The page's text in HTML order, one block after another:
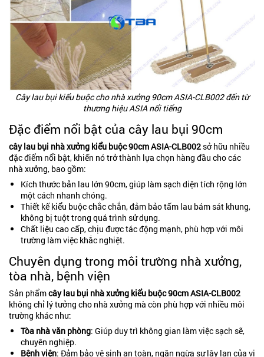
Cây lau bụi kiểu buộc cho nhà xưởng 90cm ASIA-CLB002 đến từ
thương hiệu ASIA nổi tiếng
Đặc điểm nổi bật của cây lau bụi 90cm
cây lau bụi nhà xưởng kiểu buộc 90cm ASIA-CLB002sở hữu nhiều
đặc điểm nổi bật, khiến nó trở thành lựa chọn hàng đầu cho các
nhà xưởng, bao gồm:
Kích thước bản lau lớn 90cm, giúp làm sạch diện tích rộng lớn
một cách nhanh chóng.
Thiết kế kiểu buộc chắc chắn, đảm bảo tấm lau bám sát khung,
không bị tuột trong quá trình sử dụng.
Chất liệu cao cấp, chịu được tác động mạnh, phù hợp với môi
trường làm việc khắc nghiệt.
Chuyên dụng trong môi trường nhà xưởng,
tòa nhà, bệnh viện
Sản phẩmcây lau bụi nhà xưởng kiểu buộc 90cm ASIA-CLB002
không chỉ lý tưởng cho nhà xưởng mà còn phù hợp với nhiều môi
trường khác như:
Tòa nhà văn phòng: Giúp duy trì không gian làm việc sạch sẽ,
chuyên nghiệp.
Bệnh viện: Đảm bảo vệ sinh an toàn, ngăn ngừa sự lây lan của vi